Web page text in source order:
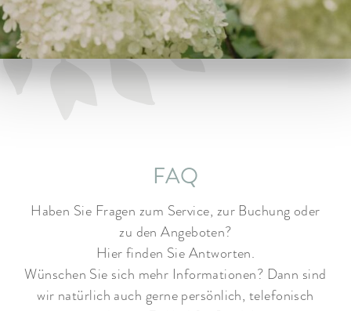
ARRANGEMENTS
WISSENSWERTES
FAQ
Haben Sie Fragen zum Service, zur Buchung oder
zu den Angeboten?
Hier finden Sie Antworten.
Wünschen Sie sich mehr Informationen? Dann sind
wir natürlich auch gerne persönlich, telefonisch